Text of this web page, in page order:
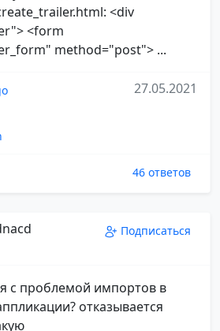
<div
<form
method="post"> ...
27.05.2021
46 ответов
Подписаться
с проблемой импортов в
отказывается